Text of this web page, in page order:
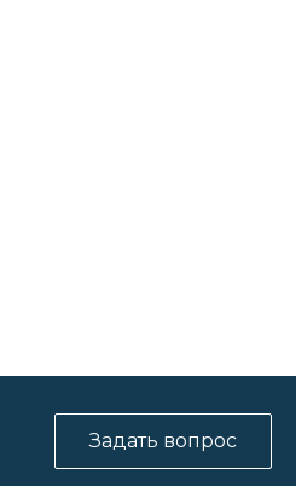
Задать вопрос